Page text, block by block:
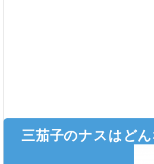
三茄子のナスはど